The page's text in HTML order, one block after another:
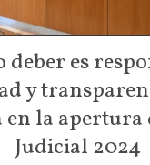
deber es
y
en la apertura
Judicial 2024